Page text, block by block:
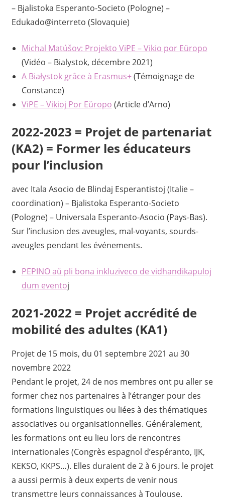
– Bjalistoka Esperanto-Societo (Pologne) –
Edukado@interreto (Slovaquie)
Michal Matúšov: Projekto ViPE – Vikio por Eŭropo
(Vidéo – Bialystok, décembre 2021)
A Białystok grâce à Erasmus+(Témoignage de
Constance)
ViPE – Vikioj Por Eŭropo (Article d’Arno)
2022-2023 = Projet de partenariat
(KA2) = Former les éducateurs
pour l’inclusion
avec Itala Asocio de Blindaj Esperantistoj (Italie –
coordination) – Bjalistoka Esperanto-Societo
(Pologne) – Universala Esperanto-Asocio (Pays-Bas).
Sur l’inclusion des aveugles, mal-voyants, sourds-
aveugles pendant les événements.
PEPINO aŭ pli bona inkluziveco de vidhandikapuloj
dum eventoj
2021-2022 = Projet accrédité de
mobilité des adultes (KA1)
Projet de 15 mois, du 01 septembre 2021 au 30
novembre 2022
Pendant le projet, 24 de nos membres ont pu aller se
former chez nos partenaires à l’étranger pour des
formations linguistiques ou liées à des thématiques
associatives ou organisationnelles. Généralement,
les formations ont eu lieu lors de rencontres
internationales (Congrès espagnol d’espéranto, IJK,
KEKSO, KKPS…). Elles duraient de 2 à 6 jours. le projet
a aussi permis à deux experts de venir nous
transmettre leurs connaissances à Toulouse.